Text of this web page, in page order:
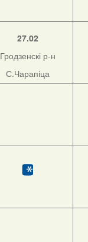
27.02
Гродзенскі р-н
С.Чарапіца